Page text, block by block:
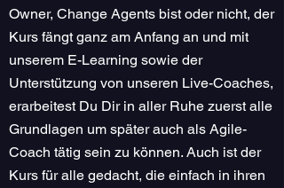
Owner, Change Agents bist oder nicht, der
Kurs fängt ganz am Anfang an und mit
unserem E-Learning sowie der
Unterstützung von unseren Live-Coaches,
erarbeitest Du Dir in aller Ruhe zuerst alle
Grundlagen um später auch als Agile-
Coach tätig sein zu können. Auch ist der
Kurs für alle gedacht, die einfach in ihren